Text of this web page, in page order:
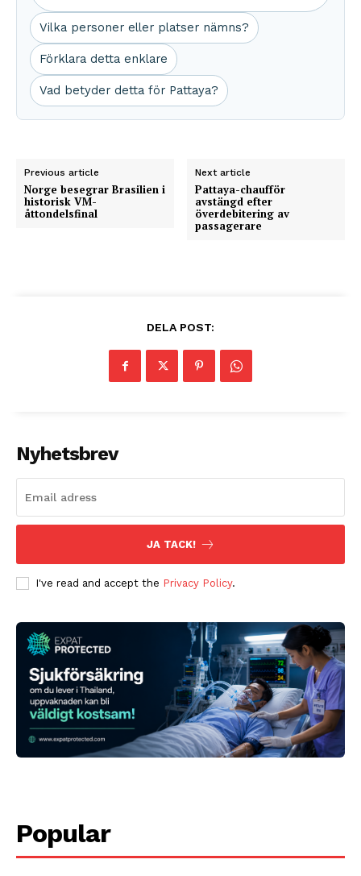
Vilka personer eller platser nämns?
Förklara detta enklare
Vad betyder detta för Pattaya?
Previous article
Norge besegrar Brasilien i
historisk VM-
åttondelsfinal
Next article
Pattaya-chaufför
avstängd efter
överdebitering av
passagerare
DELA POST:
Nyhetsbrev
JA TACK!
I've read and accept the Privacy Policy.
Popular